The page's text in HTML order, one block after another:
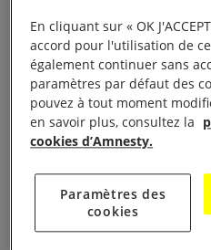
d’interpellation des
pétitions, etc.).
Ce rendez-vous vous
l’ensemble des actions
aussi sur l’ensemble du
nos militants durant
En cliquant sur « OK
accord pour l'utilisation de
également continuer sans
paramètres par défaut des
pouvez à tout moment
en savoir plus, consultez la
cookies d’Amnesty.
Paramètres des
cookies